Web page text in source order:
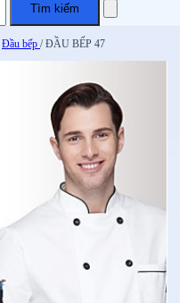
Tìm kiếm
Đầu bếp / ĐẦU BẾP 47